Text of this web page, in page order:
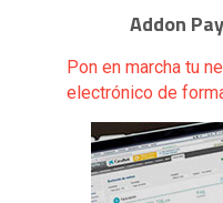
Addon
Pon en marcha tu
electrónico de